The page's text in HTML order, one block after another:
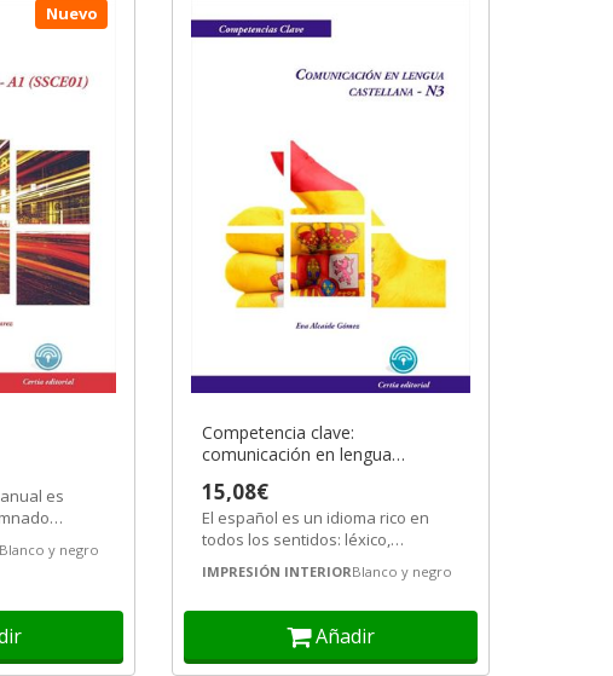
Nuevo
es
y negro
Competencia clave:
comunicación en lengua
15,08€
El español es un idioma rico en
todos los sentidos: léxico,
gramática, etc. En este manual,
vamos a...
IMPRESIÓN INTERIORBlanco y negro
Añadir